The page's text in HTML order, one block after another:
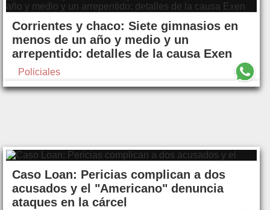
Corrientes y chaco: Siete gimnasios en
menos de un año y medio y un
arrepentido: detalles de la causa Exen
Policiales
Caso Loan: Pericias complican a dos
acusados y el "Americano" denuncia
ataques en la cárcel